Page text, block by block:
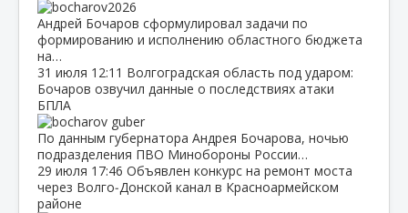
Андрей Бочаров сформулировал задачи по
формированию и исполнению областного бюджета
на…
31 июля 12:11 Волгоградская область под ударом:
Бочаров озвучил данные о последствиях атаки
БПЛА
По данным губернатора Андрея Бочарова, ночью
подразделения ПВО Минобороны России…
29 июля 17:46 Объявлен конкурс на ремонт моста
через Волго‑Донской канал в Красноармейском
районе